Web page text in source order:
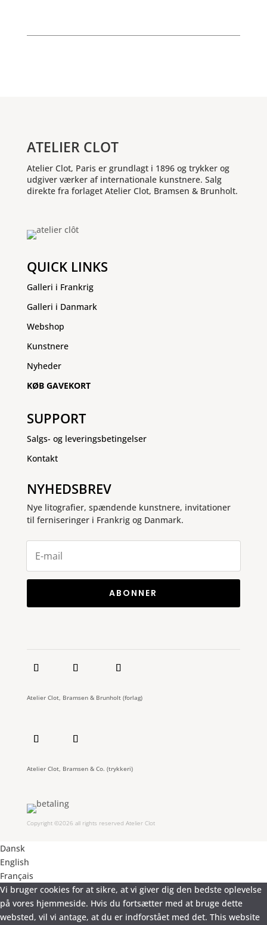
ATELIER CLOT
Atelier Clot, Paris er grundlagt i 1896 og trykker og
udgiver værker af internationale kunstnere. Salg
direkte fra forlaget Atelier Clot, Bramsen & Brunholt.
QUICK LINKS
Galleri i Frankrig
Galleri i Danmark
Webshop
Kunstnere
Nyheder
KØB GAVEKORT
SUPPORT
Salgs- og leveringsbetingelser
Kontakt
NYHEDSBREV
Nye litografier, spændende kunstnere, invitationer
til ferniseringer i Frankrig og Danmark.
ABONNER
Atelier Clot, Bramsen & Brunholt (forlag)
Atelier Clot, Bramsen & Co. (trykkeri)
Copyright ©2026 all rights reserved Atelier Clot
Dansk
English
Français
Vi bruger cookies for at sikre, at vi giver dig den bedste oplevelse
på vores hjemmeside. Hvis du fortsætter med at bruge dette
websted, vil vi antage, at du er indforstået med det. This website